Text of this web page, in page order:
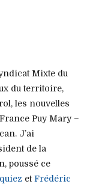
Mixte du
du territoire,
les nouvelles
Puy Mary –
J’ai
de la
poussé ce
etFrédéric